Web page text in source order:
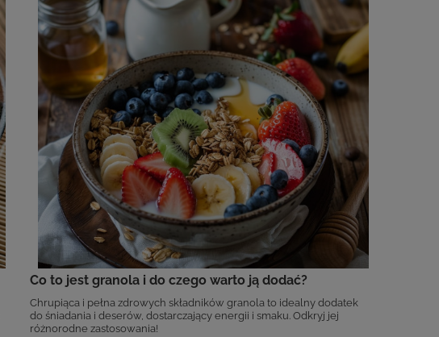
Co to jest granola i do czego warto ją dodać?
Chrupiąca i pełna zdrowych składników granola to idealny dodatek
do śniadania i deserów, dostarczający energii i smaku. Odkryj jej
różnorodne zastosowania!